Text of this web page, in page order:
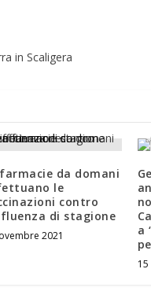
in Scaligera
da domani
le
contro
di stagione
2021
a